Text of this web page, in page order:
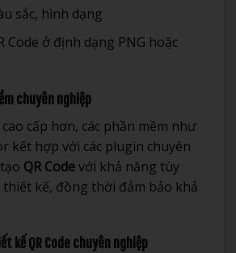
sắc, hình dạng
Code ở định dạng PNG hoặc
chuyên nghiệp
cấp hơn, các phần mềm như
kết hợp với các plugin chuyên
QR Codevới khả năng tùy
thiết kế, đồng thời đảm bảo khả
kế QR Code chuyên nghiệp